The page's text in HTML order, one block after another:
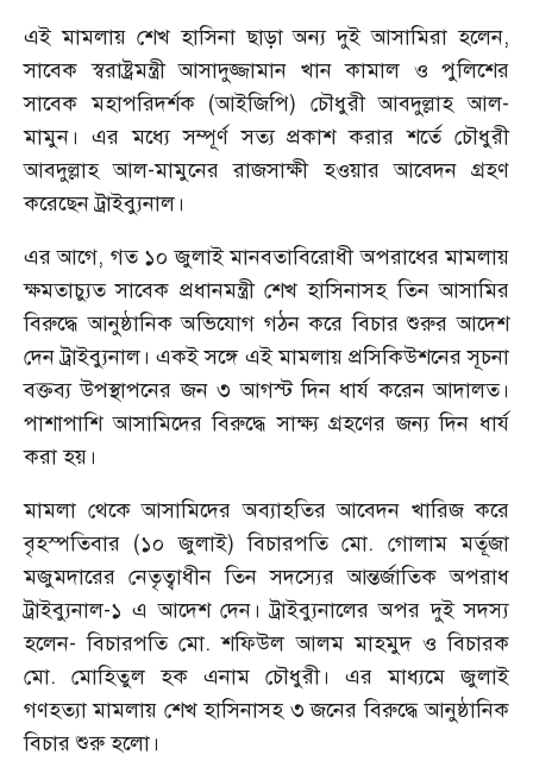
এই মামলায় শেখ হাসিনা ছাড়া অন্য দুই আসামিরা হলেন,
সাবেক স্বরাষ্ট্রমন্ত্রী আসাদুজ্জামান খান কামাল ও পুলিশের
সাবেক মহাপরিদর্শক (আইজিপি) চৌধুরী আবদুল্লাহ আল-
মামুন। এর মধ্যে সম্পূর্ণ সত্য প্রকাশ করার শর্তে চৌধুরী
আবদুল্লাহ আল-মামুনের রাজসাক্ষী হওয়ার আবেদন গ্রহণ
করেছেন ট্রাইব্যুনাল।
এর আগে, গত ১০ জুলাই মানবতাবিরোধী অপরাধের মামলায়
ক্ষমতাচ্যুত সাবেক প্রধানমন্ত্রী শেখ হাসিনাসহ তিন আসামির
বিরুদ্ধে আনুষ্ঠানিক অভিযোগ গঠন করে বিচার শুরুর আদেশ
দেন ট্রাইব্যুনাল। একই সঙ্গে এই মামলায় প্রসিকিউশনের সূচনা
বক্তব্য উপস্থাপনের জন ৩ আগস্ট দিন ধার্য করেন আদালত।
পাশাপাশি আসামিদের বিরুদ্ধে সাক্ষ্য গ্রহণের জন্য দিন ধার্য
করা হয়।
মামলা থেকে আসামিদের অব্যাহতির আবেদন খারিজ করে
বৃহস্পতিবার (১০ জুলাই) বিচারপতি মো. গোলাম মর্তূজা
মজুমদারের নেতৃত্বাধীন তিন সদস্যের আন্তর্জাতিক অপরাধ
ট্রাইব্যুনাল-১ এ আদেশ দেন। ট্রাইব্যুনালের অপর দুই সদস্য
হলেন- বিচারপতি মো. শফিউল আলম মাহমুদ ও বিচারক
মো. মোহিতুল হক এনাম চৌধুরী। এর মাধ্যমে জুলাই
গণহত্যা মামলায় শেখ হাসিনাসহ ৩ জনের বিরুদ্ধে আনুষ্ঠানিক
বিচার শুরু হলো।